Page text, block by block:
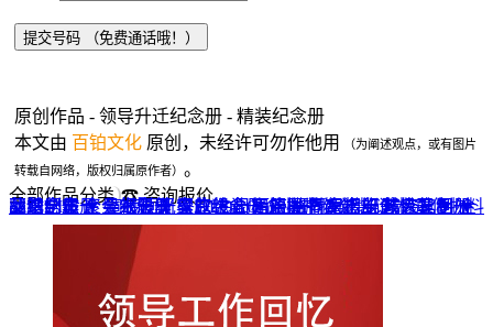
原创作品 - 领导升迁纪念册 - 精装纪念册
本文由 百铂文化 原创，未经许可勿作他用
（为阐述观点，或有图片
转载自网络，版权归属原作者） 。
全部作品分类 ☎ 咨询报价
品牌全案 ▼ 宣传画册 VI+LOGO 企业刊物 包装设计 宣传物料
网站UI设计 导视设计 餐饮设计 酒店品牌设计 纪念相册 ▼
企业纪念册 聚会纪念册 毕业纪念册 领导/同事相册 成人礼相册
战友纪念册 个人影集 家庭/生日相册 旅行纪念册 精装定制 ▼
菜谱制作 企业邮册 光盘包装盒 高端楼书 家谱族谱 家具画册